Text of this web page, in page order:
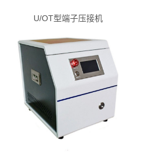
U/OT型端子压接机